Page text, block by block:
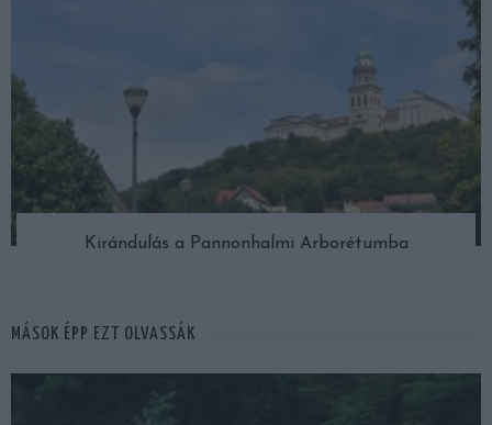
Kirándulás a Pannonhalmi Arborétumba
MÁSOK ÉPP EZT OLVASSÁK